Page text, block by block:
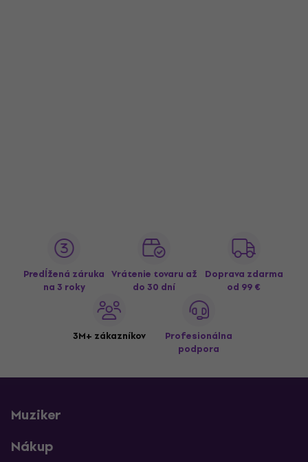
Predĺžená záruka
na 3 roky
Vrátenie tovaru až
do 30 dní
Doprava zdarma
od 99 €
3M+ zákazníkov
Profesionálna
podpora
Muziker
Nákup